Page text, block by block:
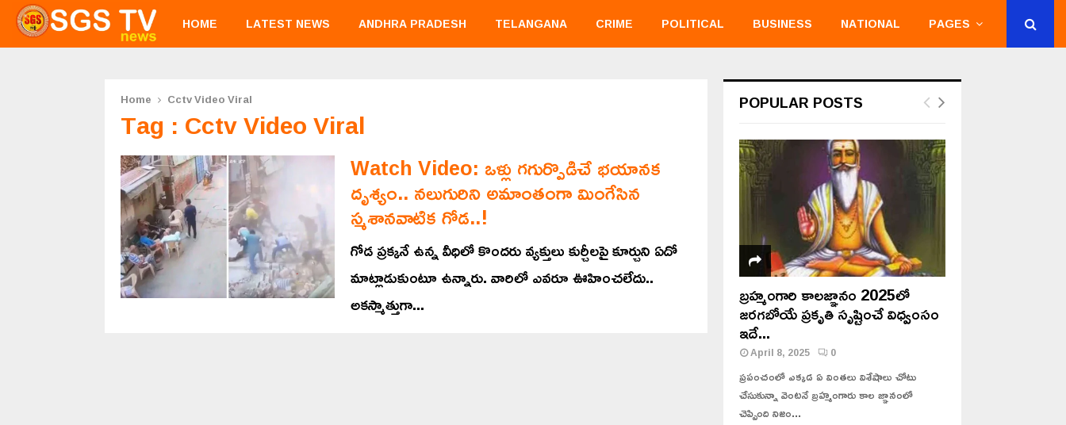
HOME LATEST NEWS ANDHRA PRADESH TELANGANA CRIME POLITICAL BUSINESS NATIONAL PAGES
Home Cctv Video Viral
Tag : Cctv Video Viral
Watch Video: ఒళ్లు గగుర్పొడిచే భయానక
దృశ్యం.. నలుగురిని అమాంతంగా మింగేసిన
స్మశానవాటిక గోడ..!
గోడ ప్రక్కనే ఉన్న వీధిలో కొందరు వ్యక్తులు కుర్చీలపై కూర్చుని ఏదో
మాట్లాడుకుంటూ ఉన్నారు. వారిలో ఎవరూ ఊహించలేదు..
అకస్మాత్తుగా...
POPULAR POSTS
బ్రహ్మంగారి కాలజ్ఞానం 2025లో
జరగబోయే ప్రకృతి సృష్టించే విధ్వంసం
ఇదే...
April 8, 2025 0
ప్రపంచంలో ఎక్కడ ఏ వింతలు విశేషాలు చోటు
చేసుకున్నా వెంటనే బ్రహ్మంగారు కాల జ్ఞానంలో
చెప్పింది నిజం...